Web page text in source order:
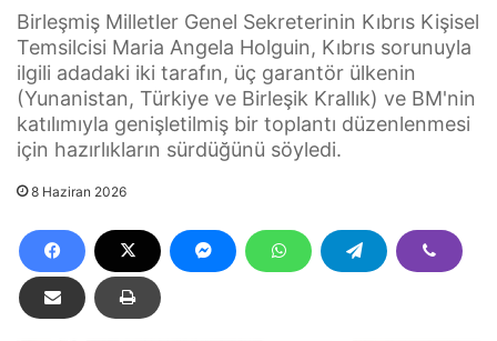
Birleşmiş Milletler Genel Sekreterinin Kıbrıs Kişisel
Temsilcisi Maria Angela Holguin, Kıbrıs sorunuyla
ilgili adadaki iki tarafın, üç garantör ülkenin
(Yunanistan, Türkiye ve Birleşik Krallık) ve BM'nin
katılımıyla genişletilmiş bir toplantı düzenlenmesi
için hazırlıkların sürdüğünü söyledi.
8 Haziran 2026